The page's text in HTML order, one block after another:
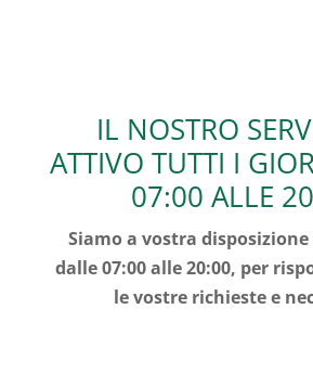
IL NOSTRO
ATTIVO TUTTI I
07:00 ALLE
Siamo a vostra
dalle 07:00 alle 20:00, per
le vostre richieste e